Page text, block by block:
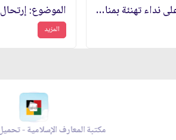
الموضوع: الرد على نداء تهنئة بمناسبة الذكرى السنوية الثامنة لانتصار الثورة الاسلامية
المزيد
- تحميل عبر الموقع